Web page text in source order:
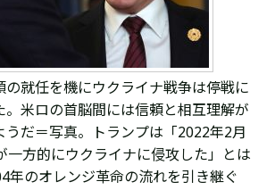
の就任を機にウクライナ戦争は停戦に
。米ロの首脳間には信頼と相互理解が
うだ＝写真。トランプは 「2022年2月
一方的にウク ライナに侵攻した」とは
年のオレンジ革命の流れを引き継ぐ